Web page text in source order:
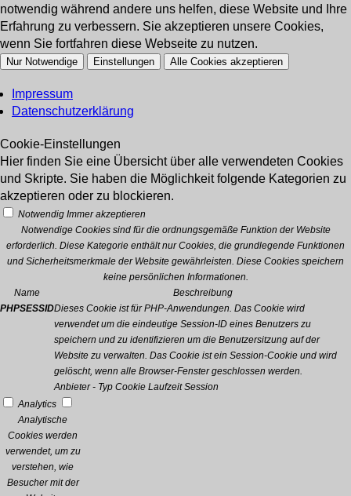
notwendig während andere uns helfen, diese Website und Ihre
Erfahrung zu verbessern. Sie akzeptieren unsere Cookies,
wenn Sie fortfahren diese Webseite zu nutzen.
Nur Notwendige Einstellungen Alle Cookies akzeptieren
Impressum
Datenschutzerklärung
Cookie-Einstellungen
Hier finden Sie eine Übersicht über alle verwendeten Cookies
und Skripte. Sie haben die Möglichkeit folgende Kategorien zu
akzeptieren oder zu blockieren.
Notwendig Immer akzeptieren
Notwendige Cookies sind für die ordnungsgemäße Funktion der Website
erforderlich. Diese Kategorie enthält nur Cookies, die grundlegende Funktionen
und Sicherheitsmerkmale der Website gewährleisten. Diese Cookies speichern
keine persönlichen Informationen.
Name
Beschreibung
PHPSESSIDDieses Cookie ist für PHP-Anwendungen. Das Cookie wird
verwendet um die eindeutige Session-ID eines Benutzers zu
speichern und zu identifizieren um die Benutzersitzung auf der
Website zu verwalten. Das Cookie ist ein Session-Cookie und wird
gelöscht, wenn alle Browser-Fenster geschlossen werden.
Anbieter - Typ Cookie Laufzeit Session
Analytics
Analytische
Cookies werden
verwendet, um zu
verstehen, wie
Besucher mit der